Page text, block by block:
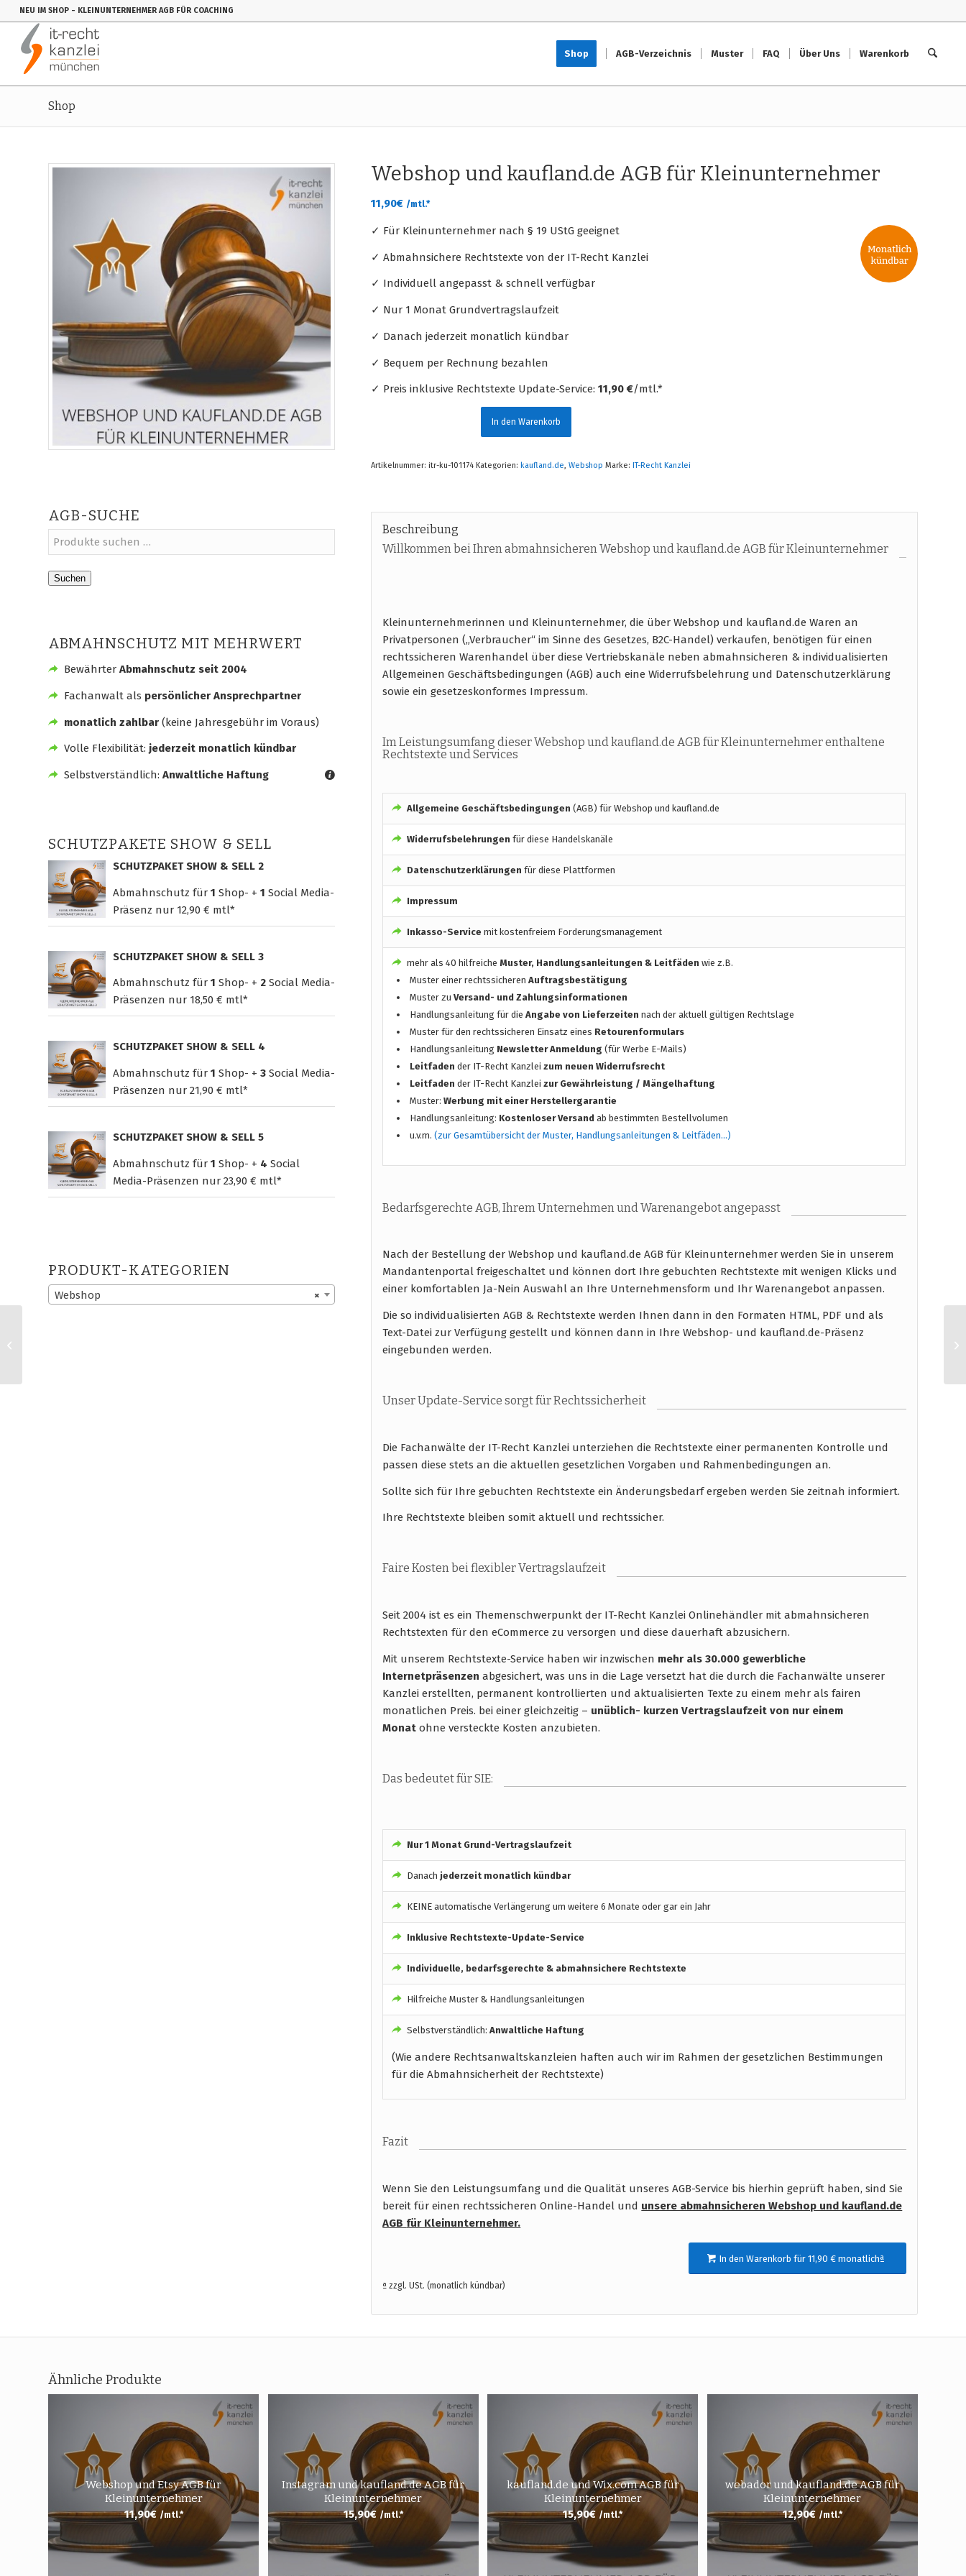
NEU IM SHOP - KLEINUNTERNEHMER AGB FÜR COACHING
Shop AGB-Verzeichnis Muster FAQ Über Uns Warenkorb
Shop
AGB-SUCHE
Suchen
ABMAHNSCHUTZ MIT MEHRWERT
BewährterAbmahnschutz seit 2004
Fachanwalt als persönlicher Ansprechpartner
monatlich zahlbar(keine Jahresgebühr im Voraus)
Volle Flexibilität: jederzeit monatlich kündbar
Selbstverständlich: Anwaltliche Haftung
SCHUTZPAKETE SHOW & SELL
SCHUTZPAKET SHOW & SELL 2
Abmahnschutz für 1 Shop- + 1 Social Media-
Präsenz nur 12,90 € mtl*
SCHUTZPAKET SHOW & SELL 3
Abmahnschutz für 1 Shop- + 2 Social Media-
Präsenzen nur 18,50 € mtl*
SCHUTZPAKET SHOW & SELL 4
Abmahnschutz für 1 Shop- + 3 Social Media-
Präsenzen nur 21,90 € mtl*
SCHUTZPAKET SHOW & SELL 5
Abmahnschutz für 1 Shop- + 4 Social
Media-Präsenzen nur 23,90 € mtl*
PRODUKT-KATEGORIEN
×
Webshop
Webshop und kaufland.de AGB für Kleinunternehmer
11,90€ /mtl.*
✓ Für Kleinunternehmer nach § 19 UStG geeignet
✓ Abmahnsichere Rechtstexte von der IT-Recht Kanzlei
✓ Individuell angepasst & schnell verfügbar
✓ Nur 1 Monat Grundvertragslaufzeit
✓ Danach jederzeit monatlich kündbar
✓ Bequem per Rechnung bezahlen
✓ Preis inklusive Rechtstexte Update-Service:11,90 €/mtl.*
In den Warenkorb
Artikelnummer:itr-ku-101174 Kategorien: kaufland.de,Webshop Marke:IT-Recht Kanzlei
Beschreibung
Willkommen bei Ihren abmahnsicheren Webshop und kaufland.de AGB für Kleinunternehmer
Kleinunternehmerinnen und Kleinunternehmer, die über Webshop und kaufland.de Waren an
Privatpersonen („Verbraucher“ im Sinne des Gesetzes, B2C-Handel) verkaufen, benötigen für einen
rechtssicheren Warenhandel über diese Vertriebskanäle neben abmahnsicheren & individualisierten
Allgemeinen Geschäftsbedingungen (AGB) auch eine Widerrufsbelehrung und Datenschutzerklärung
sowie ein gesetzeskonformes Impressum.
Im Leistungsumfang dieser Webshop und kaufland.de AGB für Kleinunternehmer enthaltene
Rechtstexte und Services
Allgemeine Geschäftsbedingungen (AGB) für Webshop und kaufland.de
Widerrufsbelehrungen für diese Handelskanäle
Datenschutzerklärungen für diese Plattformen
Impressum
Inkasso-Service mit kostenfreiem Forderungsmanagement
mehr als 40 hilfreiche Muster, Handlungsanleitungen & Leitfäden wie z.B.
Muster einer rechtssicherenAuftragsbestätigung
Muster zuVersand- und Zahlungsinformationen
Handlungsanleitung für dieAngabe von Lieferzeiten nach der aktuell gültigen Rechtslage
Muster für den rechtssicheren Einsatz eines Retourenformulars
Handlungsanleitung Newsletter Anmeldung(für Werbe E-Mails)
Leitfaden der IT-Recht Kanzleizum neuen Widerrufsrecht
Leitfaden der IT-Recht Kanzleizur Gewährleistung / Mängelhaftung
Muster:Werbung mit einer Herstellergarantie
Handlungsanleitung: Kostenloser Versand ab bestimmten Bestellvolumen
u.v.m.(zur Gesamtübersicht der Muster, Handlungsanleitungen & Leitfäden…)
Bedarfsgerechte AGB, Ihrem Unternehmen und Warenangebot angepasst
Nach der Bestellung der Webshop und kaufland.de AGB für Kleinunternehmer werden Sie in unserem
Mandantenportal freigeschaltet und können dort Ihre gebuchten Rechtstexte mit wenigen Klicks und
einer komfortablen Ja-Nein Auswahl an Ihre Unternehmensform und Ihr Warenangebot anpassen.
Die so individualisierten AGB & Rechtstexte werden Ihnen dann in den Formaten HTML, PDF und als
Text-Datei zur Verfügung gestellt und können dann in Ihre Webshop- und kaufland.de-Präsenz
eingebunden werden.
Unser Update-Service sorgt für Rechtssicherheit
Die Fachanwälte der IT-Recht Kanzlei unterziehen die Rechtstexte einer permanenten Kontrolle und
passen diese stets an die aktuellen gesetzlichen Vorgaben und Rahmenbedingungen an.
Sollte sich für Ihre gebuchten Rechtstexte ein Änderungsbedarf ergeben werden Sie zeitnah informiert.
Ihre Rechtstexte bleiben somit aktuell und rechtssicher.
Faire Kosten bei flexibler Vertragslaufzeit
Seit 2004 ist es ein Themenschwerpunkt der IT-Recht Kanzlei Onlinehändler mit abmahnsicheren
Rechtstexten für den eCommerce zu versorgen und diese dauerhaft abzusichern.
Mit unserem Rechtstexte-Service haben wir inzwischen mehr als 30.000 gewerbliche
Internetpräsenzen abgesichert, was uns in die Lage versetzt hat die durch die Fachanwälte unserer
Kanzlei erstellten, permanent kontrollierten und aktualisierten Texte zu einem mehr als fairen
monatlichen Preis. bei einer gleichzeitig – unüblich- kurzen Vertragslaufzeit von nur einem
Monatohne versteckte Kosten anzubieten.
Das bedeutet für SIE:
Nur 1 Monat Grund-Vertragslaufzeit
Danach jederzeit monatlich kündbar
KEINE automatische Verlängerung um weitere 6 Monate oder gar ein Jahr
Inklusive Rechtstexte-Update-Service
Individuelle, bedarfsgerechte & abmahnsichere Rechtstexte
Hilfreiche Muster & Handlungsanleitungen
Selbstverständlich: Anwaltliche Haftung
(Wie andere Rechtsanwaltskanzleien haften auch wir im Rahmen der gesetzlichen Bestimmungen
für die Abmahnsicherheit der Rechtstexte)
Fazit
Wenn Sie den Leistungsumfang und die Qualität unseres AGB-Service bis hierhin geprüft haben, sind Sie
bereit für einen rechtssicheren Online-Handel und unsere abmahnsicheren Webshop und kaufland.de
AGB für Kleinunternehmer.
In den Warenkorb für 11,90 € monatlichª
ª zzgl. USt. (monatlich kündbar)
Ähnliche Produkte
Webshop und Etsy AGB für
Kleinunternehmer
11,90€ /mtl.*
Instagram und kaufland.de AGB für
Kleinunternehmer
15,90€ /mtl.*
kaufland.de und Wix.com AGB für
Kleinunternehmer
15,90€ /mtl.*
webador und kaufland.de AGB für
Kleinunternehmer
12,90€ /mtl.*